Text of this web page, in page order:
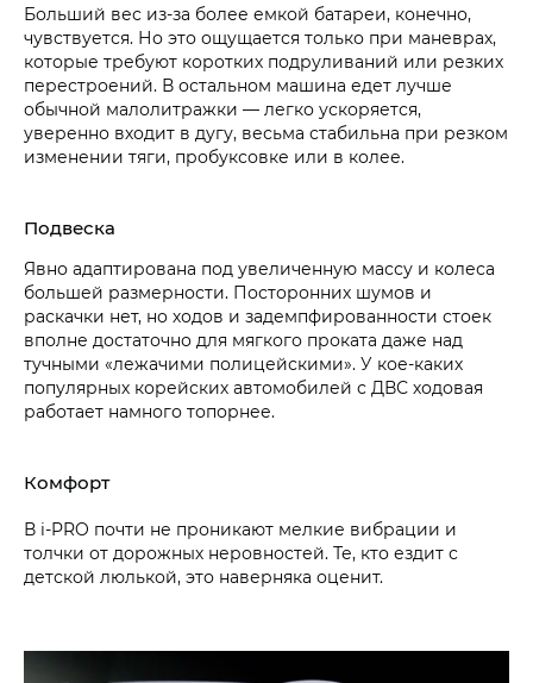
Больший вес из-за более емкой батареи, конечно,
чувствуется. Но это ощущается только при маневрах,
которые требуют коротких подруливаний или резких
перестроений. В остальном машина едет лучше
обычной малолитражки — легко ускоряется,
уверенно входит в дугу, весьма стабильна при резком
изменении тяги, пробуксовке или в колее.
Подвеска
Явно адаптирована под увеличенную массу и колеса
большей размерности. Посторонних шумов и
раскачки нет, но ходов и задемпфированности стоек
вполне достаточно для мягкого проката даже над
тучными «лежачими полицейскими». У кое-каких
популярных корейских автомобилей с ДВС ходовая
работает намного топорнее.
Комфорт
В i‑PRO почти не проникают мелкие вибрации и
толчки от дорожных неровностей. Те, кто ездит с
детской люлькой, это наверняка оценит.